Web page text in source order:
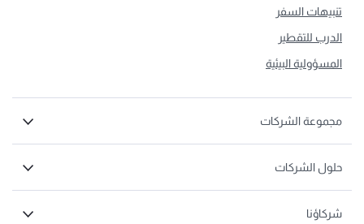
تنبيهات السفر
الدرب للتقطير
المسؤولية البيئية
مجموعة الشركات
حلول الشركات
شركاؤنا